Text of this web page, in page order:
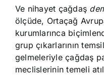
Ve nihayet çağdaş
ölçüde, Ortaçağ
kurumlarınca
grup çıkarlarının
gelmeleriyle çağdaş
meclislerinin temeli